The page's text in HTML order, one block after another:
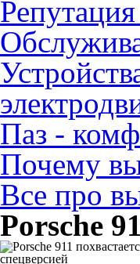
Паз -
Почему
Все про
Porsche